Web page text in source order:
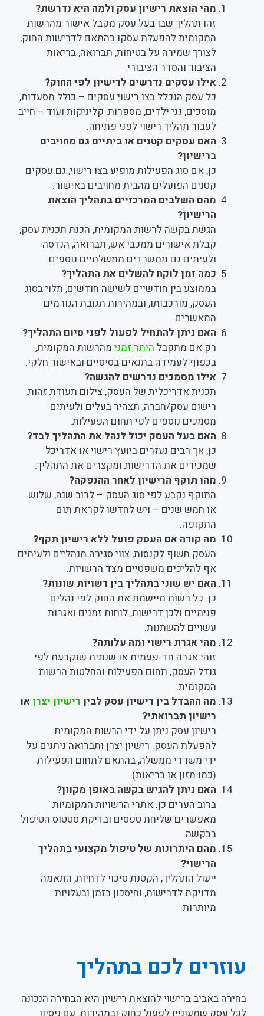
מהי הוצאת רישיון עסק ולמה היא נדרשת?
זהו תהליך שבו בעל עסק מקבל אישור מהרשות
המקומית להפעלת עסקו בהתאם לדרישות החוק,
לצורך שמירה על בטיחות, תברואה, בריאות
הציבור והסדר הציבורי.
אילו עסקים נדרשים לרישיון לפי החוק?
כל עסק הנכלל בצו רישוי עסקים – כולל מסעדות,
מוסכים, גני ילדים, מספרות, קליניקות ועוד – חייב
לעבור תהליך רישוי לפני פתיחה.
האם עסקים קטנים או ביתיים גם מחויבים
ברישיון?
כן, אם סוג הפעילות מופיע בצו רישוי, גם עסקים
קטנים הפועלים מהבית מחויבים באישור.
מהם השלבים המרכזיים בתהליך הוצאת
הרישיון?
הגשת בקשה לרשות המקומית, הכנת תכנית עסק,
קבלת אישורים ממכבי אש, תברואה, הנדסה
ולעיתים גם ממשרדים ממשלתיים נוספים.
כמה זמן לוקח להשלים את התהליך?
בממוצע בין חודשיים לשישה חודשים, תלוי בסוג
העסק, מורכבותו, ובמהירות תגובת הגורמים
המאשרים.
האם ניתן להתחיל לפעול לפני סיום התהליך?
רק אם מתקבל היתר זמני מהרשות המקומית,
בכפוף לעמידה בתנאים בסיסיים ובאישור חלקי.
אילו מסמכים נדרשים להגשה?
תכנית אדריכלית של העסק, צילום תעודת זהות,
רישום עסק/חברה, תצהיר בעלים ולעיתים
מסמכים נוספים לפי תחום הפעילות.
האם בעל העסק יכול לנהל את התהליך לבד?
כן, אך רבים נעזרים ביועץ רישוי או אדריכל
שמכירים את הדרישות ומקצרים את התהליך.
מהו תוקף הרישיון לאחר ההנפקה?
התוקף נקבע לפי סוג העסק – לרוב שנה, שלוש
או חמש שנים – ויש לחדשו לקראת תום
התקופה.
מה קורה אם העסק פועל ללא רישיון תקף?
העסק חשוף לקנסות, צווי סגירה מנהליים ולעיתים
אף להליכים משפטיים מצד הרשויות.
האם יש שוני בתהליך בין רשויות שונות?
כן. כל רשות מיישמת את החוק לפי נהלים
פנימיים ולכן דרישות, לוחות זמנים ואגרות
עשויים להשתנות.
מהי אגרת רישוי ומה עלותה?
זוהי אגרה חד-פעמית או שנתית שנקבעת לפי
גודל העסק, תחום הפעילות והחלטות הרשות
המקומית.
מה ההבדל בין רישיון עסק לבין רישיון יצרן או
רישיון תברואתי?
רישיון עסק ניתן על ידי הרשות המקומית
להפעלת העסק. רישיון יצרן ותברואה ניתנים על
ידי משרדי ממשלה, בהתאם לתחום הפעילות
(כמו מזון או בריאות).
האם ניתן להגיש בקשה באופן מקוון?
ברוב הערים כן. אתרי הרשויות המקומיות
מאפשרים שליחת טפסים ובדיקת סטטוס הטיפול
בבקשה.
מהם היתרונות של טיפול מקצועי בתהליך
הרישוי?
ייעול התהליך, הקטנת סיכוי לדחיות, התאמה
מדויקת לדרישות, וחיסכון בזמן ובעלויות
מיותרות.
עוזרים לכם בתהליך
בחירה באביב ברישוי להוצאת רישיון היא הבחירה הנכונה